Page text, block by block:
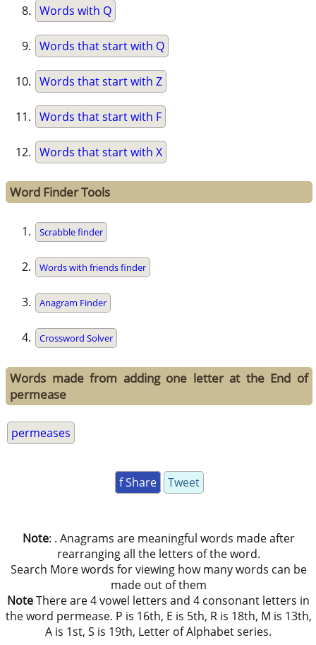
Words with Q
Words that start with Q
Words that start with Z
Words that start with F
Words that start with X
Word Finder Tools
Scrabble finder
Words with friends finder
Anagram Finder
Crossword Solver
Words made from adding one letter at the End of
permease
permeases
f Share Tweet
Note: . Anagrams are meaningful words made after
rearranging all the letters of the word.
Search More words for viewing how many words can be
made out of them
NoteThere are 4 vowel letters and 4 consonant letters in
the word permease. P is 16th, E is 5th, R is 18th, M is 13th,
A is 1st, S is 19th, Letter of Alphabet series.